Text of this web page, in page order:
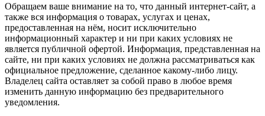
Обращаем ваше внимание на то, что данный интернет-сайт, а
также вся информация о товарах, услугах и ценах,
предоставленная на нём, носит исключительно
информационный характер и ни при каких условиях не
является публичной офертой. Информация, представленная на
сайте, ни при каких условиях не должна рассматриваться как
официальное предложение, сделанное какому-либо лицу.
Владелец сайта оставляет за собой право в любое время
изменить данную информацию без предварительного
уведомления.